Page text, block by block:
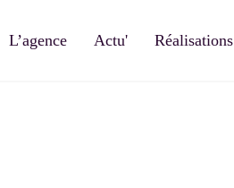
L’agence Actu' Réalisations